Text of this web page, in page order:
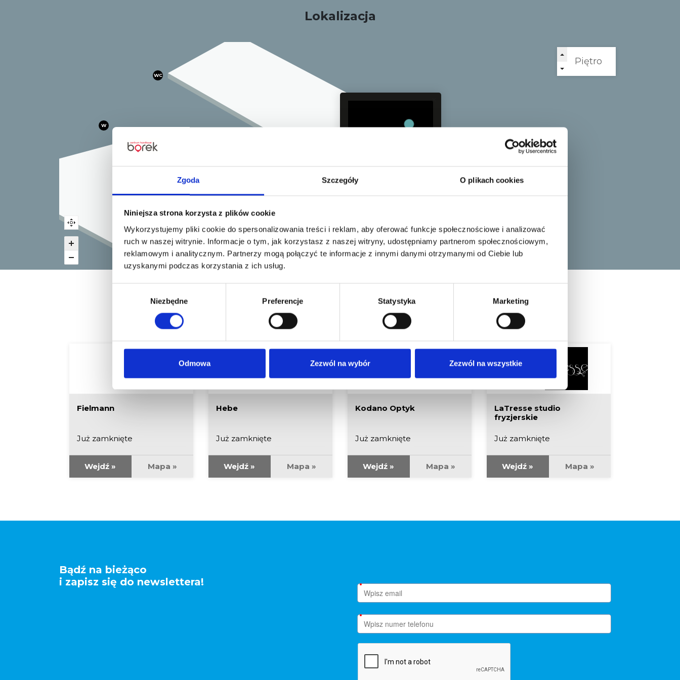
Zgoda Szczegóły O plikach cookies
Niniejsza strona korzysta z plików cookie
Wykorzystujemy pliki cookie do spersonalizowania treści i reklam, aby oferować funkcje społecznościowe i analizować
ruch w naszej witrynie. Informacje o tym, jak korzystasz z naszej witryny, udostępniamy partnerom społecznościowym,
reklamowym i analitycznym. Partnerzy mogą połączyć te informacje z innymi danymi otrzymanymi od Ciebie lub
uzyskanymi podczas korzystania z ich usług.
Niezbędne Preferencje Statystyka Marketing
Odmowa Zezwól na wybór Zezwól na wszystkie
masaż – to troska o Twoje dobre samopoczucie i komfort życia. Dołącz
do tysięcy zadowolonych klientów, którzy codziennie korzystają z
Lokalizacja
WC
S
W
Z
Zobacz inne z kategorii Zdrowie i uroda
Fielmann
Już zamknięte
Wejdź » Mapa »
Hebe
Już zamknięte
Wejdź » Mapa »
Kodano Optyk
Już zamknięte
Wejdź » Mapa »
LaTresse studio
fryzjerskie
Już zamknięte
Wejdź » Mapa »
Bądź na bieżąco
i zapisz się do newslettera!